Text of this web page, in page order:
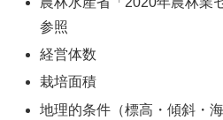
参照
経営体数
栽培面積
地理的条件（標高・傾斜・海